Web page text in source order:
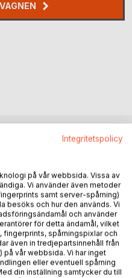
5 år og til hun som ung
om en oppvekst med
forteller Anni hva som
Hun vil ikke at
og slipper ikke
ved lønnetreet, når
teppe rundt
på, det er mormor, og
Integritetspolicy
på vår webbsida. Vissa av
Vi använder även metoder
samt server-spårning)
besöks och hur den används. Vi
och använder
för detta ändamål, vilket
fingerprints, spårningspixlar och
även in tredjepartsinnehåll från
vår webbsida. Vi har inget
eller eventuell spårning
din inställning samtycker du till